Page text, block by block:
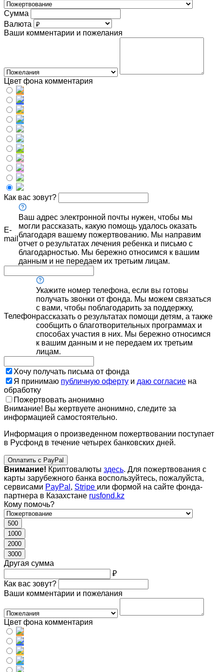
Сумма
Валюта
Ваши комментарии и пожелания
Цвет фона комментария
Как вас зовут?
E-
mail
Ваш адрес электронной почты нужен, чтобы мы
могли рассказать, какую помощь удалось оказать
благодаря вашему пожертвованию. Мы направим
отчет о результатах лечения ребенка и письмо с
благодарностью. Мы бережно относимся к вашим
данным и не передаем их третьим лицам.
Телефон
Укажите номер телефона, если вы готовы
получать звонки от фонда. Мы можем связаться
с вами, чтобы поблагодарить за поддержку,
рассказать о результатах помощи детям, а также
сообщить о благотворительных программах и
способах участия в них. Мы бережно относимся
к вашим данным и не передаем их третьим
лицам.
Хочу получать письма от фонда
Я принимаю публичную оферту и даю согласие на
обработку
Пожертвовать анонимно
Внимание! Вы жертвуете анонимно, следите за
информацией самостоятельно.
Информация о произведенном пожертвовании поступает
в Русфонд в течение четырех банковских дней.
Оплатить с PayPal
Внимание! Криптовалюты здесь. Для пожертвования с
карты зарубежного банка воспользуйтесь, пожалуйста,
сервисами PayPal , Stripe или формой на сайте фонда-
партнера в Казахстане rusfond.kz
Кому помочь?
500
1000
2000
3000
Другая сумма
₽
Как вас зовут?
Ваши комментарии и пожелания
Цвет фона комментария